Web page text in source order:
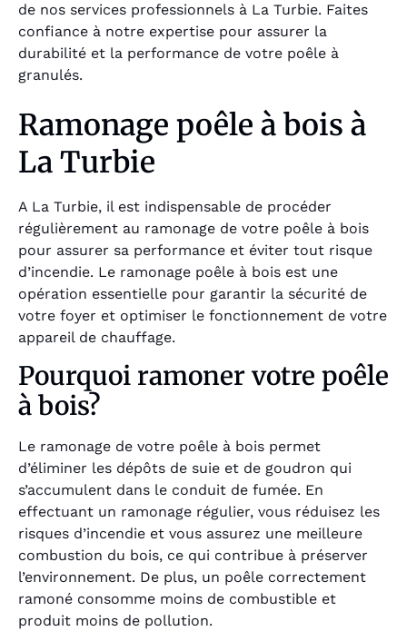
de nos services professionnels à La Turbie. Faites
confiance à notre expertise pour assurer la
durabilité et la performance de votre poêle à
granulés.
Ramonage poêle à bois à
La Turbie
A La Turbie, il est indispensable de procéder
régulièrement au ramonage de votre poêle à bois
pour assurer sa performance et éviter tout risque
d’incendie. Le ramonage poêle à bois est une
opération essentielle pour garantir la sécurité de
votre foyer et optimiser le fonctionnement de votre
appareil de chauffage.
Pourquoi ramoner votre poêle
à bois?
Le ramonage de votre poêle à bois permet
d’éliminer les dépôts de suie et de goudron qui
s’accumulent dans le conduit de fumée. En
effectuant un ramonage régulier, vous réduisez les
risques d’incendie et vous assurez une meilleure
combustion du bois, ce qui contribue à préserver
l’environnement. De plus, un poêle correctement
ramoné consomme moins de combustible et
produit moins de pollution.